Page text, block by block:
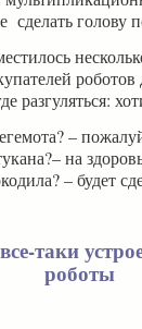
сделать голову
роботов
разгуляться:
–
на
– будет
таки
роботы